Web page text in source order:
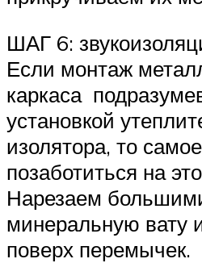
ШАГ 6:
Если монтаж
каркаса
установкой
изолятора, то
позаботиться на
Нарезаем
минеральную вату
поверх перемычек.